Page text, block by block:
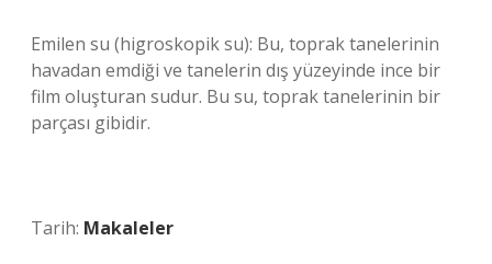
Emilen su (higroskopik su): Bu, toprak tanelerinin
havadan emdiği ve tanelerin dış yüzeyinde ince bir
film oluşturan sudur. Bu su, toprak tanelerinin bir
parçası gibidir.
Tarih: Makaleler